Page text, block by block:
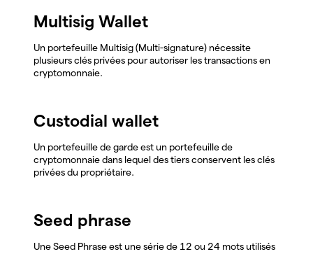
Multisig Wallet
Un portefeuille Multisig (Multi-signature) nécessite
plusieurs clés privées pour autoriser les transactions en
cryptomonnaie.
Custodial wallet
Un portefeuille de garde est un portefeuille de
cryptomonnaie dans lequel des tiers conservent les clés
privées du propriétaire.
Seed phrase
Une Seed Phrase est une série de 12 ou 24 mots utilisés